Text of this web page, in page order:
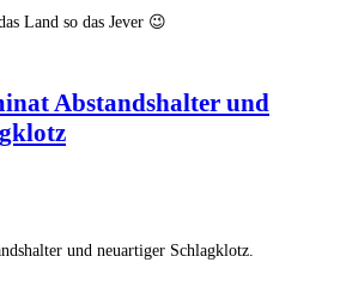
Land so das Jever 😉
Abstandshalter und
und neuartiger Schlagklotz.